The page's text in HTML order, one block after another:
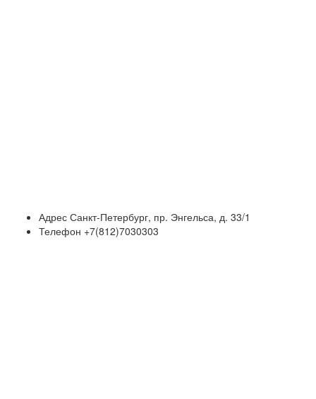
Адрес Санкт-Петербург, пр. Энгельса, д. 33/1
Телефон +7(812)7030303